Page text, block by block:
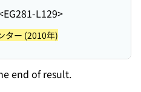
L129>
ター (2010年)
end of result.